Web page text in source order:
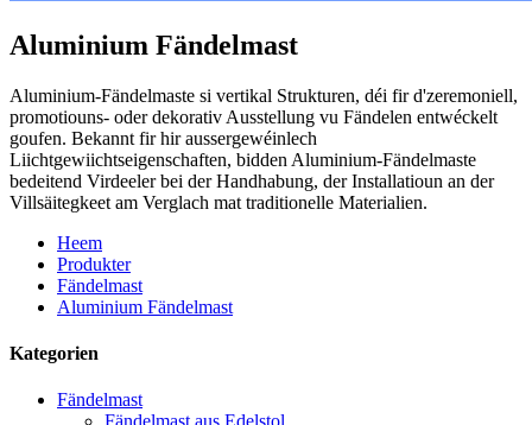
Aluminium Fändelmast
Aluminium-Fändelmaste si vertikal Strukturen, déi fir d'zeremoniell,
promotiouns- oder dekorativ Ausstellung vu Fändelen entwéckelt
goufen. Bekannt fir hir aussergewéinlech
Liichtgewiichtseigenschaften, bidden Aluminium-Fändelmaste
bedeitend Virdeeler bei der Handhabung, der Installatioun an der
Villsäitegkeet am Verglach mat traditionelle Materialien.
Heem
Produkter
Fändelmast
Aluminium Fändelmast
Kategorien
Fändelmast